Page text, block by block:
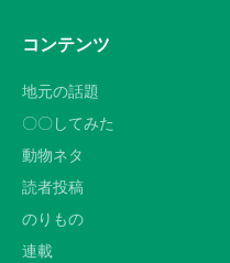
コンテンツ
地元の話題
〇〇してみた
動物ネタ
読者投稿
のりもの
連載